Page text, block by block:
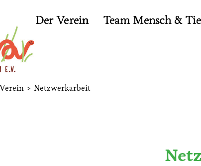
Der Verein Team Mensch &
> Netzwerkarbeit